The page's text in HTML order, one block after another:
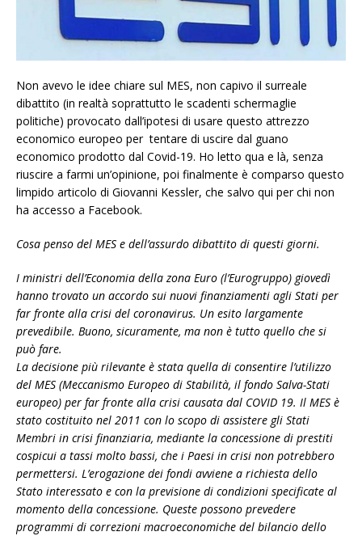
Non avevo le idee chiare sul MES, non capivo il surreale
dibattito (in realtà soprattutto le scadenti schermaglie
politiche) provocato dall’ipotesi di usare questo attrezzo
economico europeo per tentare di uscire dal guano
economico prodotto dal Covid-19. Ho letto qua e là, senza
riuscire a farmi un’opinione, poi finalmente è comparso questo
limpido articolo di Giovanni Kessler, che salvo qui per chi non
ha accesso a Facebook.
Cosa penso del MES e dell’assurdo dibattito di questi giorni.
I ministri dell’Economia della zona Euro (l’Eurogruppo) giovedì
hanno trovato un accordo sui nuovi finanziamenti agli Stati per
far fronte alla crisi del coronavirus. Un esito largamente
prevedibile. Buono, sicuramente, ma non è tutto quello che si
può fare.
La decisione più rilevante è stata quella di consentire l’utilizzo
del MES (Meccanismo Europeo di Stabilità, il fondo Salva-Stati
europeo) per far fronte alla crisi causata dal COVID 19. Il MES è
stato costituito nel 2011 con lo scopo di assistere gli Stati
Membri in crisi finanziaria, mediante la concessione di prestiti
cospicui a tassi molto bassi, che i Paesi in crisi non potrebbero
permettersi. L’erogazione dei fondi avviene a richiesta dello
Stato interessato e con la previsione di condizioni specificate al
momento della concessione. Queste possono prevedere
programmi di correzioni macroeconomiche del bilancio dello